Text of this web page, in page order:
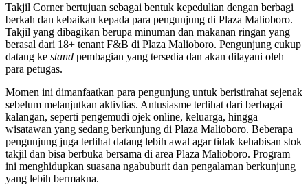
Takjil Corner bertujuan sebagai bentuk kepedulian dengan berbagi
berkah dan kebaikan kepada para pengunjung di Plaza Malioboro.
Takjil yang dibagikan berupa minuman dan makanan ringan yang
berasal dari 18+ tenant F&B di Plaza Malioboro. Pengunjung cukup
datang ke stand pembagian yang tersedia dan akan dilayani oleh
para petugas.
Momen ini dimanfaatkan para pengunjung untuk beristirahat sejenak
sebelum melanjutkan aktivtias. Antusiasme terlihat dari berbagai
kalangan, seperti pengemudi ojek online, keluarga, hingga
wisatawan yang sedang berkunjung di Plaza Malioboro. Beberapa
pengunjung juga terlihat datang lebih awal agar tidak kehabisan stok
takjil dan bisa berbuka bersama di area Plaza Malioboro. Program
ini menghidupkan suasana ngabuburit dan pengalaman berkunjung
yang lebih bermakna.